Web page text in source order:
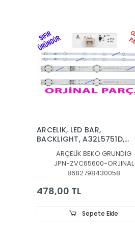
ARCELIK, LED BAR,
BACKLIGHT, A32L5751D,
32L6760, 32LE6730BP,
32LE6525B, 32GFB6722,
32GFB6728, 32VLE6730BP,
Munich 32CLE6745AP,
A32L67525B, B32L67525B,
B32L67525W,
32VLE5730BN, Dortmund
ARÇELİK BEKO GRUNDIG
JPN-ZVC65600-ORJINAL
8682798430058
478,00 TL
Sepete Ekle